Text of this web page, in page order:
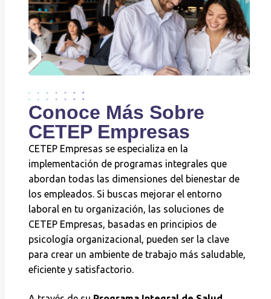
Conoce Más Sobre
CETEP Empresas
CETEP Empresas se especializa en la
implementación de programas integrales que
abordan todas las dimensiones del bienestar de
los empleados. Si buscas mejorar el entorno
laboral en tu organización, las soluciones de
CETEP Empresas, basadas en principios de
psicología organizacional, pueden ser la clave
para crear un ambiente de trabajo más saludable,
eficiente y satisfactorio.